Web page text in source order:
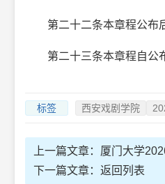
第二十二条本章程公布后
第二十三条本章程自公布
标签 西安戏剧学院
上一篇文章： 厦门大学
下一篇文章： 返回列表